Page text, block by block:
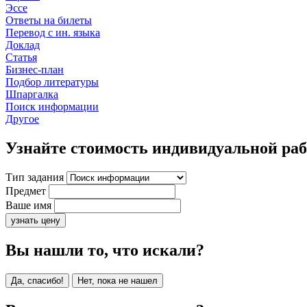
Эссе
Ответы на билеты
Перевод с ин. языка
Доклад
Статья
Бизнес-план
Подбор литературы
Шпаргалка
Поиск информации
Другое
Узнайте стоимость индивидуальной
Тип задания
Предмет
Ваше имя
узнать цену
Вы нашли то, что искали?
Да, спасибо! Нет, пока не нашел